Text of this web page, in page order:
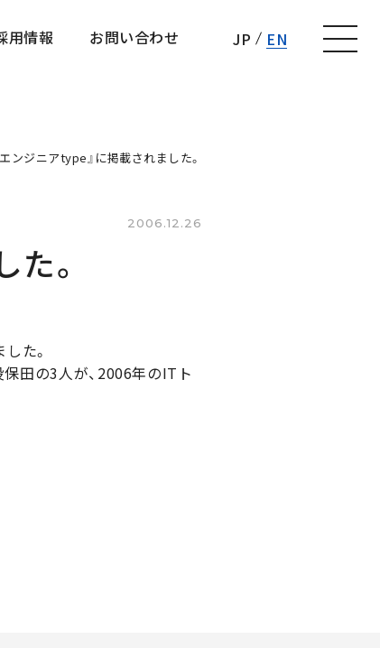
用情報
お問い合わせ
JP EN
ンジニアtype』に掲載されました。
2006.12.26
。
た。
保田の3人が、2006年のITト